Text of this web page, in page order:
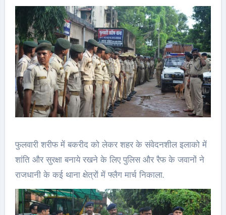
फुलवारी शरीफ में बकरीद को लेकर शहर के संवेदनशील इलाको में
शांति और सुरक्षा बनाये रखने के लिए पुलिस और रैफ के जवानों ने
राजधानी के कई थाना क्षेत्रों में फ्लैग मार्च निकाला.